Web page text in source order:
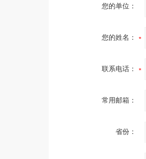
您的单位：
您的姓名：
联系电话：
常用邮箱：
省份：